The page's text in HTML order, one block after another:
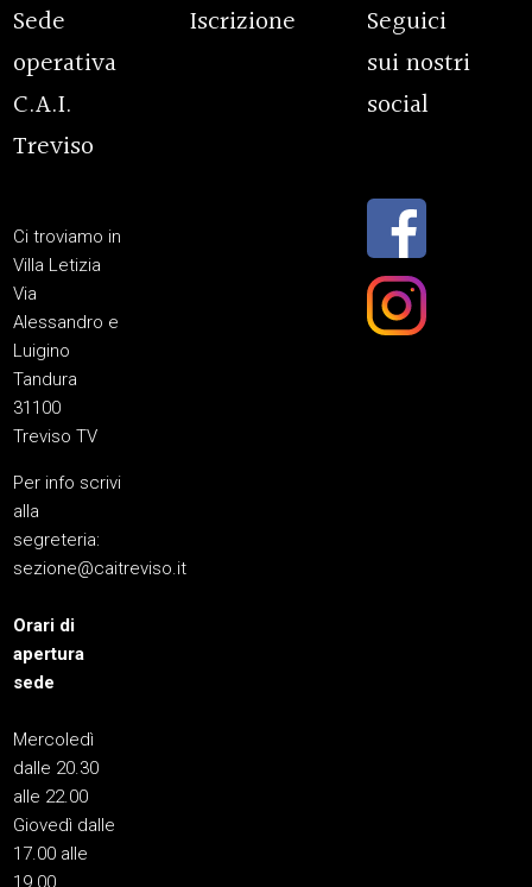
Sede
operativa
C.A.I.
Treviso
Ci troviamo in
Villa Letizia
Via
Alessandro e
Luigino
Tandura
31100
Treviso TV
Per info scrivi
alla
segreteria:
sezione@caitreviso.it
Orari di
apertura
sede
Mercoledì
dalle 20.30
alle 22.00
Giovedì dalle
17.00 alle
19.00
Iscrizione
Seguici
sui nostri
social